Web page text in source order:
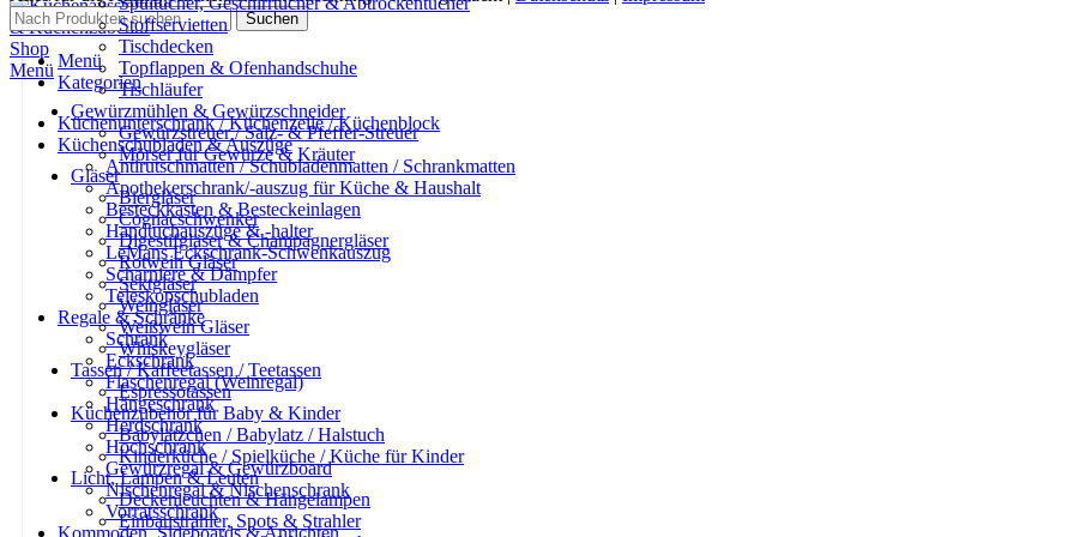
Menü
Stoffservietten
Tischdecken
Topflappen & Ofenhandschuhe
Tischläufer
Gewürzmühlen & Gewürzschneider
Gewürzstreuer / Salz- & Pfeffer-Streuer
Mörser für Gewürze & Kräuter
Gläser
Biergläser
Cognacschwenker
Digestifgläser & Champagnergläser
Rotwein Gläser
Sektgläser
Weingläser
Weißwein Gläser
Whiskeygläser
Tassen / Kaffeetassen / Teetassen
Espressotassen
Küchenzubehör für Baby & Kinder
Babylätzchen / Babylatz / Halstuch
Kinderküche / Spielküche / Küche für Kinder
Licht, Lampen & Leuten
Deckenleuchten & Hängelampen
Einbaustrahler, Spots & Strahler
Suchen
Menü
Kategorien
Küchenunterschrank / Küchenzeile / Küchenblock
Küchenschubladen & Auszüge
Antirutschmatten / Schubladenmatten / Schrankmatten
Apothekerschrank/-auszug für Küche & Haushalt
Besteckkasten & Besteckeinlagen
Handtuchauszüge & -halter
LeMans Eckschrank-Schwenkauszug
Scharniere & Dämpfer
Teleskopschubladen
Regale & Schränke
Schrank
Eckschrank
Flaschenregal (Weinregal)
Hängeschrank
Herdschrank
Hochschrank
Gewürzregal & Gewürzboard
Nischenregal & Nischenschrank
Vorratsschrank
Kommoden, Sideboards & Anrichten